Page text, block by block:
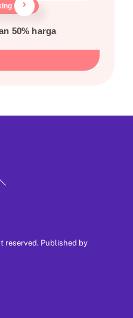
50% harga
To
reserved. Published by